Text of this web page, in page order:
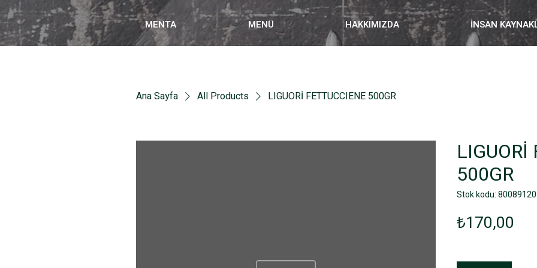
MENTA MENÜ HAKKIMIZDA İNSAN
Ana Sayfa All Products LIGUORİ FETTUCCIENE 500GR
LIGUORİ
500GR
Stok kodu:
₺170,00